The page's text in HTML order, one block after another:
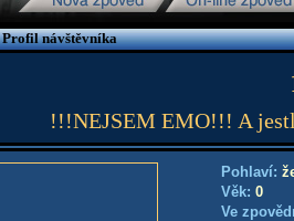
Profil návštěvníka
!!!NEJSEM EMO!!! A
Pohlaví:
Věk: 0
Ve